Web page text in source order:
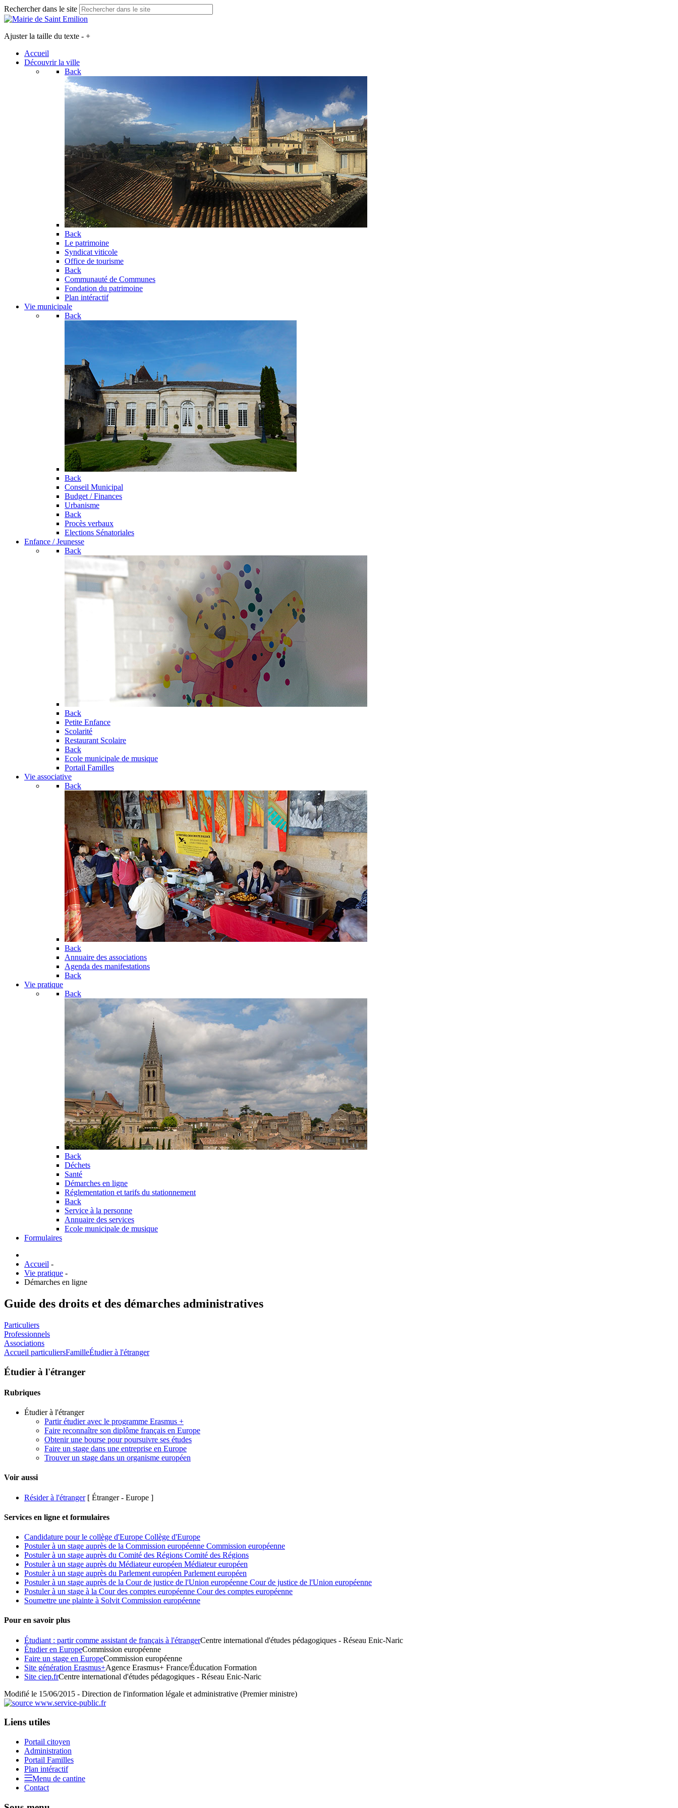
Rechercher dans le site
Ajuster la taille du texte - +
Accueil
Découvrir la ville
Back
Back
Le patrimoine
Syndicat viticole
Office de tourisme
Back
Communauté de Communes
Fondation du patrimoine
Plan intéractif
Vie municipale
Back
Back
Conseil Municipal
Budget / Finances
Urbanisme
Back
Procès verbaux
Elections Sénatoriales
Enfance / Jeunesse
Back
Back
Petite Enfance
Scolarité
Restaurant Scolaire
Back
Ecole municipale de musique
Portail Familles
Vie associative
Back
Back
Annuaire des associations
Agenda des manifestations
Back
Vie pratique
Back
Back
Déchets
Santé
Démarches en ligne
Réglementation et tarifs du stationnement
Back
Service à la personne
Annuaire des services
Ecole municipale de musique
Formulaires
Accueil -
Vie pratique -
Démarches en ligne
Guide des droits et des démarches administratives
Particuliers
Professionnels
Associations
Accueil particuliersFamilleÉtudier à l'étranger
Étudier à l'étranger
Rubriques
Étudier à l'étranger
Partir étudier avec le programme Erasmus +
Faire reconnaître son diplôme français en Europe
Obtenir une bourse pour poursuivre ses études
Faire un stage dans une entreprise en Europe
Trouver un stage dans un organisme européen
Voir aussi
Résider à l'étranger[ Étranger - Europe ]
Services en ligne et formulaires
Candidature pour le collège d'Europe Collège d'Europe
Postuler à un stage auprès de la Commission européenne Commission européenne
Postuler à un stage auprès du Comité des Régions Comité des Régions
Postuler à un stage auprès du Médiateur européen Médiateur européen
Postuler à un stage auprès du Parlement européen Parlement européen
Postuler à un stage auprès de la Cour de justice de l'Union européenne Cour de justice de l'Union européenne
Postuler à un stage à la Cour des comptes européenne Cour des comptes européenne
Soumettre une plainte à Solvit Commission européenne
Pour en savoir plus
Étudiant : partir comme assistant de français à l'étrangerCentre international d'études pédagogiques - Réseau Enic-Naric
Étudier en EuropeCommission européenne
Faire un stage en EuropeCommission européenne
Site génération Erasmus+Agence Erasmus+ France/Éducation Formation
Site ciep.frCentre international d'études pédagogiques - Réseau Enic-Naric
Modifié le 15/06/2015 - Direction de l'information légale et administrative (Premier ministre)
Liens utiles
Portail citoyen
Administration
Portail Familles
Plan intéractif
Menu de cantine
Contact